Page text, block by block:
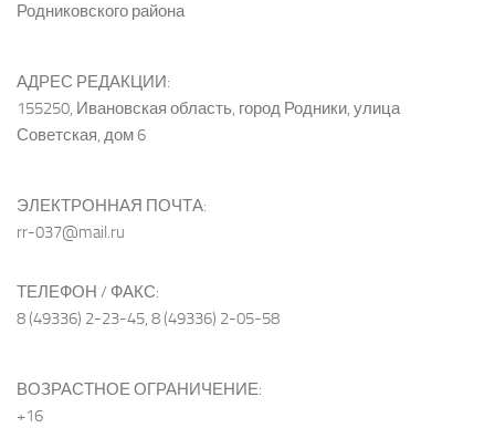
Родниковского района
АДРЕС РЕДАКЦИИ:
155250, Ивановская область, город Родники, улица
Советская, дом 6
ЭЛЕКТРОННАЯ ПОЧТА:
rr-037@mail.ru
ТЕЛЕФОН / ФАКС:
8 (49336) 2-23-45, 8 (49336) 2-05-58
ВОЗРАСТНОЕ ОГРАНИЧЕНИЕ:
+16